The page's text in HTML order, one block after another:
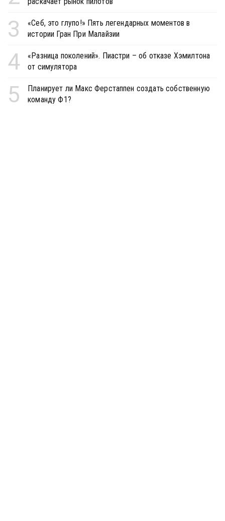
3
«Себ, это глупо!» Пять легендарных моментов в
истории Гран При Малайзии
4
«Разница поколений». Пиастри – об отказе Хэмилтона
от симулятора
5
Планирует ли Макс Ферстаппен создать собственную
команду Ф1?